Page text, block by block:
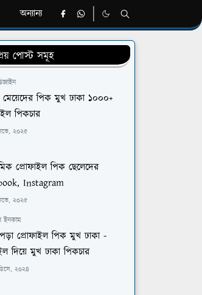
অন্যান্য
পোস্ট সমূহ
পিক মুখ ঢাকা ১০০০+
পিকচার
২০২৫
প্রোফাইল পিক ছেলেদের
Instagram
২০২৫
ইনকাম
প্রোফাইল পিক মুখ ঢাকা -
দিয়ে মুখ ঢাকা পিকচার
২০২৪